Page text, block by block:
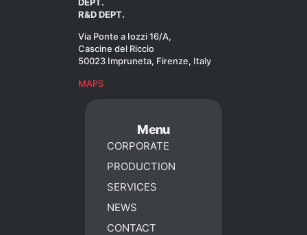
R&D DEPT.
Via Ponte a Iozzi 16/A,
Cascine del Riccio
50023 Impruneta, Firenze, Italy
MAPS
Menu
CORPORATE
PRODUCTION
SERVICES
NEWS
CONTACT